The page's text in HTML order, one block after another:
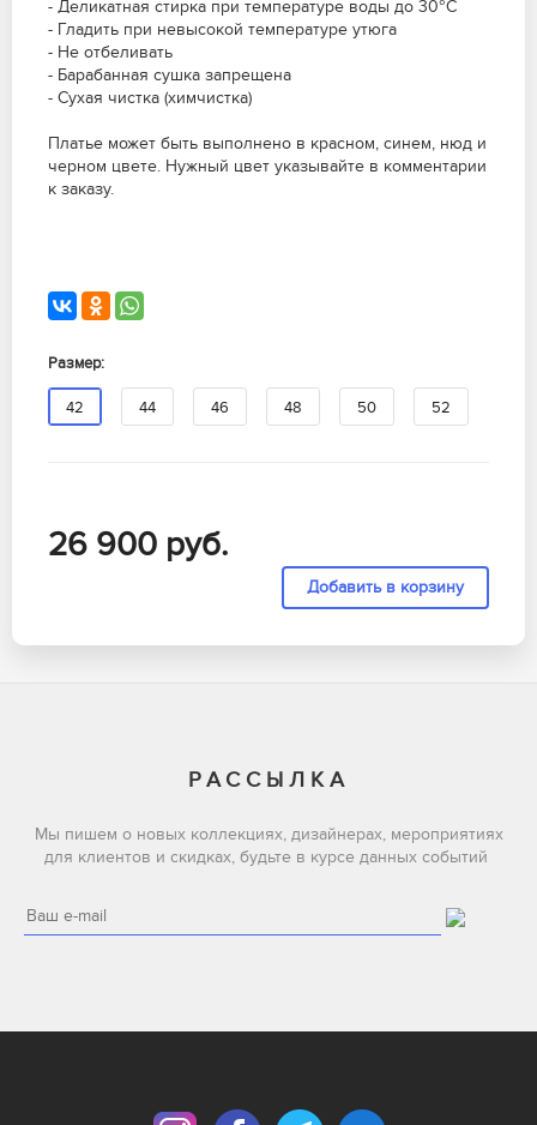
- Деликатная стирка при температуре воды до 30°C
- Гладить при невысокой температуре утюга
- Не отбеливать
- Барабанная сушка запрещена
- Сухая чистка (химчистка)
Платье может быть выполнено в красном, синем, нюд и
черном цвете. Нужный цвет указывайте в комментарии
к заказу.
Размер:
42 44 46 48 50 52
26 900 руб.
РАССЫЛКА
Мы пишем о новых коллекциях, дизайнерах, мероприятиях
для клиентов и скидках, будьте в курсе данных событий